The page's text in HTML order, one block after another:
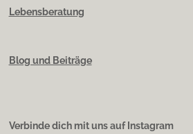
Lebensberatung
Blog und Beiträge
Verbinde dich mit uns auf Instagram